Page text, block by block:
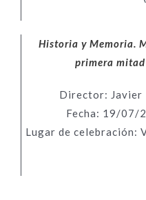
Historia y Memoria.
primera
Director: Javier
Fecha: 19/07/
Lugar de celebración: